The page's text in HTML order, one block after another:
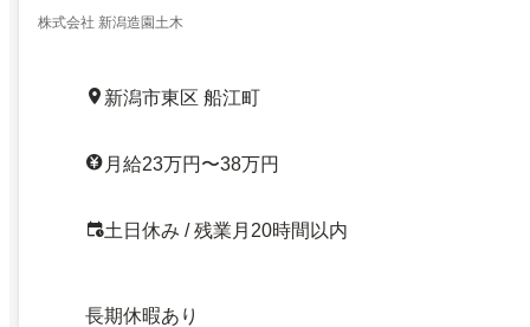
株式会社 新潟造園土木
新潟市東区 船江町
月給23万円〜38万円
土日休み / 残業月20時間以内
長期休暇あり